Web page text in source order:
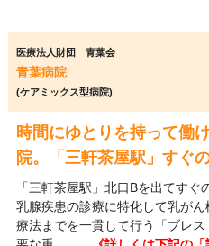
医療法人財団 青葉会
青葉病院
(ケアミックス型病院)
時間にゆとりを持って働
院。「三軒茶屋駅」すぐ
「三軒茶屋駅」北口Bを出てすぐ
乳腺疾患の診療に特化して乳がん
療法までを一貫して行う「ブレス